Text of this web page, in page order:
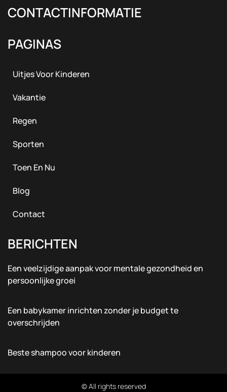
CONTACTINFORMATIE
PAGINAS
Uitjes Voor Kinderen
Vakantie
Regen
Sporten
Toen En Nu
Blog
Contact
BERICHTEN
Een veelzijdige aanpak voor mentale gezondheid en
persoonlijke groei
Een babykamer inrichten zonder je budget te
overschrijden
Beste shampoo voor kinderen
© All rights reserved